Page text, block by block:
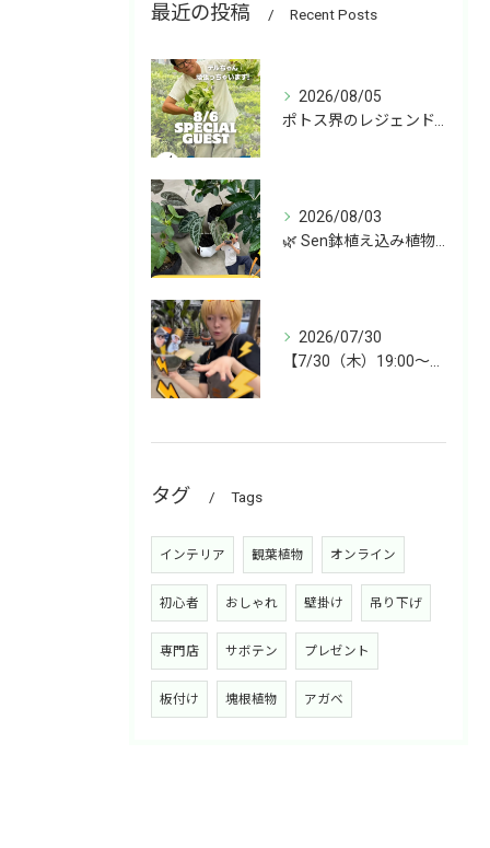
最近の投稿 Recent Posts
2026/08/05
2026/08/03
2026/07/30
タグ Tags
インテリア 観葉植物 オンライン
初心者 おしゃれ 壁掛け 吊り下げ
専門店 サボテン プレゼント
板付け 塊根植物 アガベ